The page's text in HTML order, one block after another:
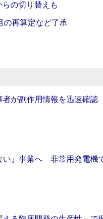
らの切り替えも
の再算定など了承
者が副作用情報を迅速確認
い』事業へ 非常用発電機